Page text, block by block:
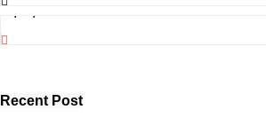
Recent Post